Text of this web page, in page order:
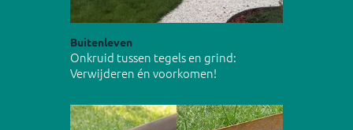
Buitenleven
Onkruid tussen tegels en grind:
Verwijderen én voorkomen!